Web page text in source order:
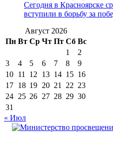
Сегодня в Красноярске
вступили в борьбу за
Август 2026
Пн Вт Ср Чт Пт Сб Вс
1
2
3
4 5 6 7 8
9
10 11 12 13 14 15 16
17 18 19 20 21 22 23
24 25 26 27 28 29 30
31
« Июл